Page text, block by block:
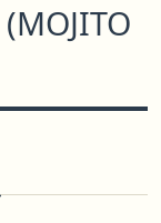
(MOJITO